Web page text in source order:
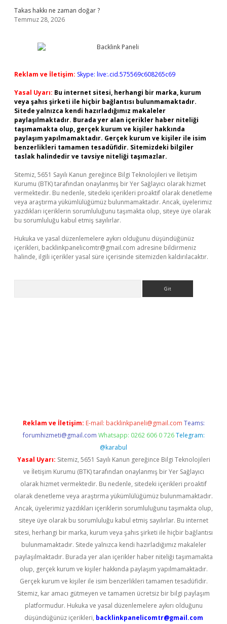
Takas hakkı ne zaman doğar ?
Temmuz 28, 2026
Reklam ve İletişim: Skype: live:.cid.575569c608265c69
Yasal Uyarı: Bu internet sitesi, herhangi bir marka, kurum
veya şahıs şirketi ile hiçbir bağlantısı bulunmamaktadır.
Sitede yalnızca kendi hazırladığımız makaleler
paylaşılmaktadır. Burada yer alan içerikler haber niteliği
taşımamakta olup, gerçek kurum ve kişiler hakkında
paylaşım yapılmamaktadır. Gerçek kurum ve kişiler ile isim
benzerlikleri tamamen tesadüfidir. Sitemizdeki bilgiler
taslak halindedir ve tavsiye niteliği taşımazlar.
Sitemiz, 5651 Sayılı Kanun gereğince Bilgi Teknolojileri ve İletişim
Kurumu (BTK) tarafından onaylanmış bir Yer Sağlayıcı olarak hizmet
vermektedir. Bu nedenle, sitedeki içerikleri proaktif olarak denetleme
veya araştırma yükümlülüğümüz bulunmamaktadır. Ancak, üyelerimiz
yazdıkları içeriklerin sorumluluğunu taşımakta olup, siteye üye olarak
bu sorumluluğu kabul etmiş sayılırlar.
Hukuka ve yasal düzenlemelere aykırı olduğunu düşündüğünüz
içerikleri, backlinkpanelicomtr@gmail.com adresine bildirmeniz
halinde, ilgili içerikler yasal süre içerisinde sitemizden kaldırılacaktır.
Reklam ve İletişim: E-mail: backlinkpaneli@gmail.com Teams:
forumhizmeti@gmail.com Whatsapp: 0262 606 0 726 Telegram:
@karabul
Yasal Uyarı: Sitemiz, 5651 Sayılı Kanun gereğince Bilgi Teknolojileri
ve İletişim Kurumu (BTK) tarafından onaylanmış bir Yer Sağlayıcı
olarak hizmet vermektedir. Bu nedenle, sitedeki içerikleri proaktif
olarak denetleme veya araştırma yükümlülüğümüz bulunmamaktadır.
Ancak, üyelerimiz yazdıkları içeriklerin sorumluluğunu taşımakta olup,
siteye üye olarak bu sorumluluğu kabul etmiş sayılırlar. Bu internet
sitesi, herhangi bir marka, kurum veya şahıs şirketi ile hiçbir bağlantısı
bulunmamaktadır. Sitede yalnızca kendi hazırladığımız makaleler
paylaşılmaktadır. Burada yer alan içerikler haber niteliği taşımamakta
olup, gerçek kurum ve kişiler hakkında paylaşım yapılmamaktadır.
Gerçek kurum ve kişiler ile isim benzerlikleri tamamen tesadüfidir.
Sitemiz, kar amacı gütmeyen ve tamamen ücretsiz bir bilgi paylaşım
platformudur. Hukuka ve yasal düzenlemelere aykırı olduğunu
düşündüğünüz içerikleri, backlinkpanelicomtr@gmail.com